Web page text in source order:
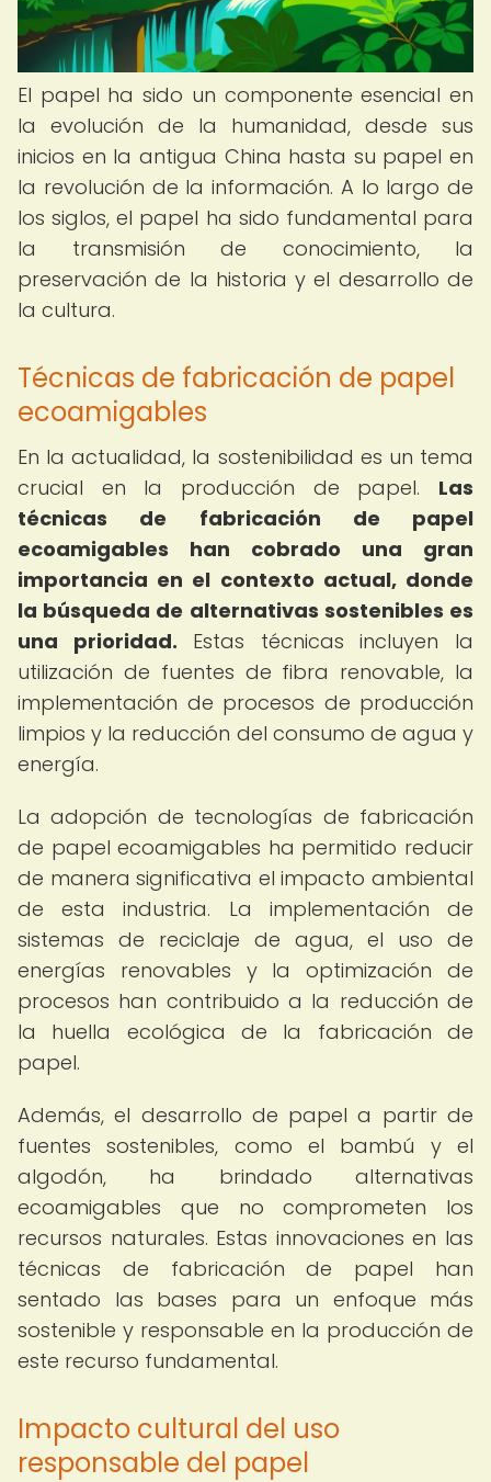
El papel ha sido un componente esencial en
la evolución de la humanidad, desde sus
inicios en la antigua China hasta su papel en
la revolución de la información. A lo largo de
los siglos, el papel ha sido fundamental para
la transmisión de conocimiento, la
preservación de la historia y el desarrollo de
la cultura.
Técnicas de fabricación de papel
ecoamigables
En la actualidad, la sostenibilidad es un tema
crucial en la producción de papel. Las
técnicas de fabricación de papel
ecoamigables han cobrado una gran
importancia en el contexto actual, donde
la búsqueda de alternativas sostenibles es
una prioridad. Estas técnicas incluyen la
utilización de fuentes de fibra renovable, la
implementación de procesos de producción
limpios y la reducción del consumo de agua y
energía.
La adopción de tecnologías de fabricación
de papel ecoamigables ha permitido reducir
de manera significativa el impacto ambiental
de esta industria. La implementación de
sistemas de reciclaje de agua, el uso de
energías renovables y la optimización de
procesos han contribuido a la reducción de
la huella ecológica de la fabricación de
papel.
Además, el desarrollo de papel a partir de
fuentes sostenibles, como el bambú y el
algodón, ha brindado alternativas
ecoamigables que no comprometen los
recursos naturales. Estas innovaciones en las
técnicas de fabricación de papel han
sentado las bases para un enfoque más
sostenible y responsable en la producción de
este recurso fundamental.
Impacto cultural del uso
responsable del papel